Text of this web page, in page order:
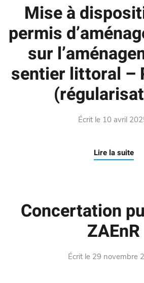
Mise à
permis
sur
sentier littoral –
Écrit le 10 avril
Lire la suite
Concertation
ZAEnR
Écrit le 29 novembre